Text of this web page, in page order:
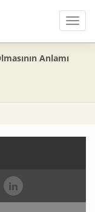
Menü
Anlamı